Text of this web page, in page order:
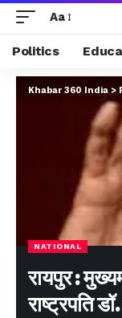
Aa
Politics
Khabar 360 India >
NATIONAL
रायपुर :
राष्ट्रपति